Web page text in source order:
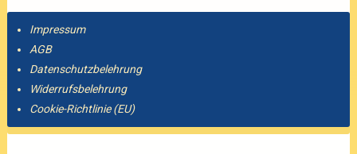
Impressum
AGB
Datenschutzbelehrung
Widerrufsbelehrung
Cookie-Richtlinie (EU)